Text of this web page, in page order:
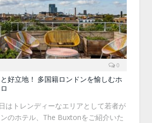
0
好立地！ 多国籍ロンドンを愉しむホ
はトレンディーなエリアとして若者が
のホテル、The Buxtonをご紹介いた